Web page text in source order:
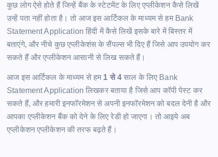
कुछ लोग ऐसे होते हैं जिन्हें बैंक के स्टेटमेंट के लिए एप्लीकेशन कैसे लिखें
उन्हें पता नहीं होता है। तो आज इस आर्टिकल के माध्यम से हम Bank
Statement Application हिंदी में कैसे लिखें इसके बारे में बिस्तर में
बताएंगे, और नीचे कुछ एप्लीकेशंस के सैंपल्स भी दिए हैं जिसे आप उपयोग कर
सकते हैं और एप्लीकेशन आसानी से लिख सकते हैं।
आज इस आर्टिकल के माध्यम से हम 1 से 4 साल के लिए Bank
Statement Application लिखकर बताया है जिसे आप कॉपी पेस्ट कर
सकते हैं, और हमारी इनफॉरमेशन से अपनी इनफॉरमेशन को बदल देनी है और
आपका एप्लीकेशन बैंक को देने के लिए रेडी हो जाएगा। तो आइये अब
एप्लीकेशन एप्लीकेशन की तरफ बढ़ते हैं।